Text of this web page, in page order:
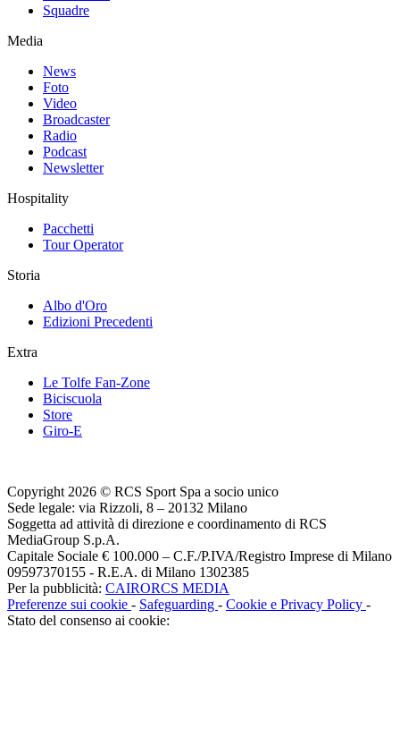
Squadre
Media
News
Foto
Video
Broadcaster
Radio
Podcast
Newsletter
Hospitality
Pacchetti
Tour Operator
Storia
Albo d'Oro
Edizioni Precedenti
Extra
Le Tolfe Fan-Zone
Biciscuola
Store
Giro-E
Copyright 2026 © RCS Sport Spa a socio unico
Sede legale: via Rizzoli, 8 – 20132 Milano
Soggetta ad attività di direzione e coordinamento di RCS
MediaGroup S.p.A.
Capitale Sociale € 100.000 – C.F./P.IVA/Registro Imprese di Milano
09597370155 - R.E.A. di Milano 1302385
Per la pubblicità: CAIRORCS MEDIA
Preferenze sui cookie - Safeguarding - Cookie e Privacy Policy -
Stato del consenso ai cookie: